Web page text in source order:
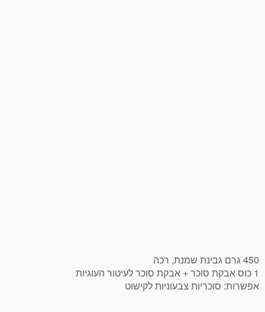
450 גרם גבינת שמנת, רכה
1 כוס אבקת סוכר + אבקת סוכר לעיטור העוגיות
אפשרות: סוכריות צבעוניות לקישוט